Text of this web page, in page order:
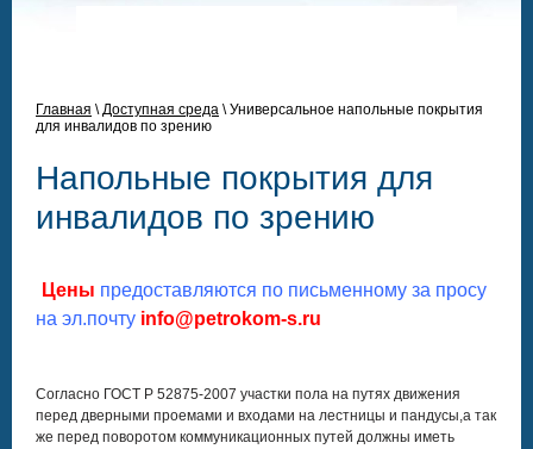
Главная \Доступная среда \Универсальное напольные покрытия
для инвалидов по зрению
Напольные покрытия для
инвалидов по зрению
Цены предоставляются по письменному за просу
на эл.почту info@petrokom-s.ru
Согласно ГОСТ Р 52875-2007 участки пола на путях движения
перед дверными проемами и входами на лестницы и пандусы,а так
же перед поворотом коммуникационных путей должны иметь